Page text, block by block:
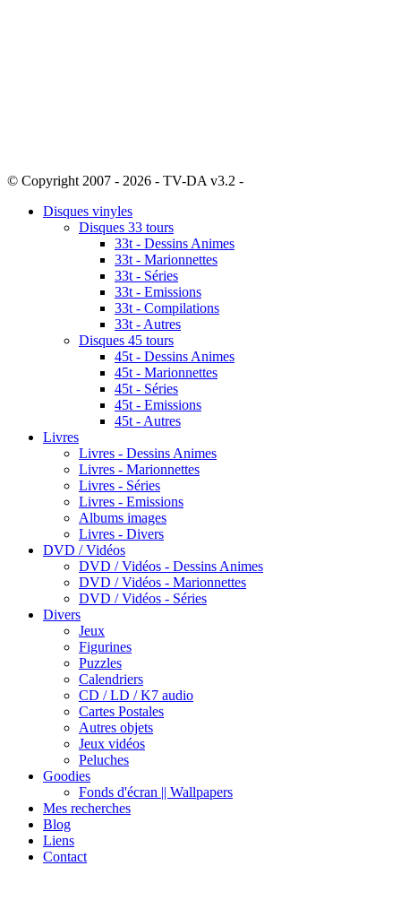
© Copyright 2007 - 2026 - TV-DA v3.2 -
Disques vinyles
Disques 33 tours
33t - Dessins Animes
33t - Marionnettes
33t - Séries
33t - Emissions
33t - Compilations
33t - Autres
Disques 45 tours
45t - Dessins Animes
45t - Marionnettes
45t - Séries
45t - Emissions
45t - Autres
Livres
Livres - Dessins Animes
Livres - Marionnettes
Livres - Séries
Livres - Emissions
Albums images
Livres - Divers
DVD / Vidéos
DVD / Vidéos - Dessins Animes
DVD / Vidéos - Marionnettes
DVD / Vidéos - Séries
Divers
Jeux
Figurines
Puzzles
Calendriers
CD / LD / K7 audio
Cartes Postales
Autres objets
Jeux vidéos
Peluches
Goodies
Fonds d'écran || Wallpapers
Mes recherches
Blog
Liens
Contact